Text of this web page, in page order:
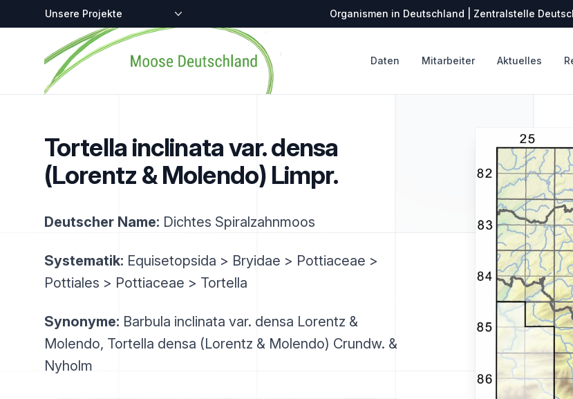
Zentralstellen-Projekte Organismen in Deutschland | Zentralstelle
Startseite
Daten Mitarbeiter Aktuelles
Tortella inclinata var. densa
(Lorentz & Molendo) Limpr.
Deutscher Name: Dichtes Spiralzahnmoos
Systematik: Equisetopsida > Bryidae > Pottiaceae >
Pottiales > Pottiaceae > Tortella
Synonyme: Barbula inclinata var. densa Lorentz &
Molendo, Tortella densa (Lorentz & Molendo) Crundw. &
Nyholm